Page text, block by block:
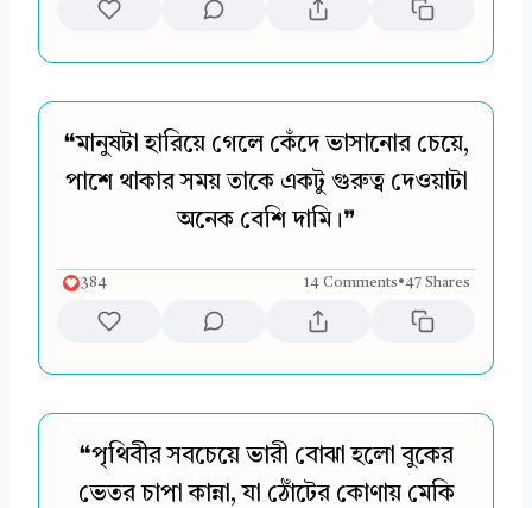
❝মানুষটা হারিয়ে গেলে কেঁদে ভাসানোর চেয়ে,
পাশে থাকার সময় তাকে একটু গুরুত্ব দেওয়াটা
অনেক বেশি দামি।❞
384 14 Comments•47 Shares
❝পৃথিবীর সবচেয়ে ভারী বোঝা হলো বুকের
ভেতর চাপা কান্না, যা ঠোঁটের কোণায় মেকি